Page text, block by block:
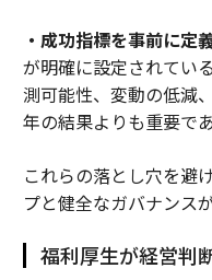
・成功指標を事前に定
が明確に設定されてい
測可能性、変動の低減
年の結果よりも重要であ
これらの落とし穴を避
プと健全なガバナンス
福利厚生が経営判